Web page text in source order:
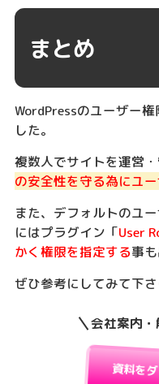
まとめ
WordPressのユーザー
した。
複数人でサイトを運営・
の安全性を守る為にユ
また、デフォルトのユ
にはプラグイン「User
かく権限を指定する事も
ぜひ参考にしてみて下さ
会社案内・
資料を